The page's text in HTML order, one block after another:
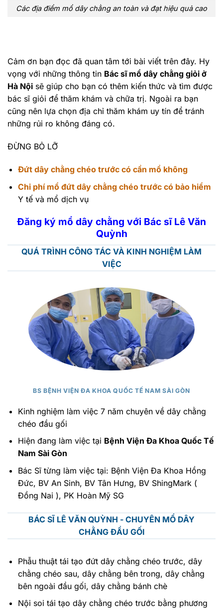
Các địa điểm mổ dây chằng an toàn và đạt hiệu quả cao
Cảm ơn bạn đọc đã quan tâm tới bài viết trên đây. Hy
vọng với những thông tin Bác sĩ mổ dây chằng giỏi ở
Hà Nội sẽ giúp cho bạn có thêm kiến thức và tìm được
bác sĩ giỏi để thăm khám và chữa trị. Ngoài ra bạn
cũng nên lựa chọn địa chỉ thăm khám uy tín để tránh
những rủi ro không đáng có.
ĐỪNG BỎ LỠ
Đứt dây chằng chéo trước có cần mổ không
Chi phí mổ đứt dây chằng chéo trước có bảo hiểm
Y tế và mổ dịch vụ
Đăng ký mổ dây chằng với Bác sĩ Lê Văn
Quỳnh
QUÁ TRÌNH CÔNG TÁC VÀ KINH NGHIỆM LÀM
VIỆC
BS BỆNH VIỆN ĐA KHOA QUỐC TẾ NAM SÀI GÒN
Kinh nghiệm làm việc 7 năm chuyên về dây chằng
chéo đầu gối
Hiện đang làm việc tại Bệnh Viện Đa Khoa Quốc Tế
Nam Sài Gòn
Bác Sĩ từng làm việc tại: Bệnh Viện Đa Khoa Hồng
Đức, BV An Sinh, BV Tân Hưng, BV ShingMark (
Đồng Nai ), PK Hoàn Mỹ SG
BÁC SĨ LÊ VĂN QUỲNH - CHUYÊN MỔ DÂY
CHẰNG ĐẦU GỐI
Phẫu thuật tái tạo đứt dây chằng chéo trước, dây
chằng chéo sau, dây chằng bên trong, dây chằng
bên ngoài đầu gối, dây chằng bánh chè
Nội soi tái tạo dây chằng chéo trước bằng phương